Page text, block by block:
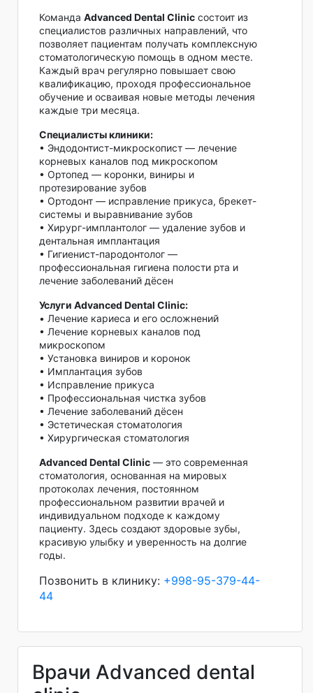
Команда Advanced Dental Clinic состоит из
специалистов различных направлений, что
позволяет пациентам получать комплексную
стоматологическую помощь в одном месте.
Каждый врач регулярно повышает свою
квалификацию, проходя профессиональное
обучение и осваивая новые методы лечения
каждые три месяца.
Специалисты клиники:
• Эндодонтист-микроскопист — лечение
корневых каналов под микроскопом
• Ортопед — коронки, виниры и
протезирование зубов
• Ортодонт — исправление прикуса, брекет-
системы и выравнивание зубов
• Хирург-имплантолог — удаление зубов и
дентальная имплантация
• Гигиенист-пародонтолог —
профессиональная гигиена полости рта и
лечение заболеваний дёсен
Услуги Advanced Dental Clinic:
• Лечение кариеса и его осложнений
• Лечение корневых каналов под
микроскопом
• Установка виниров и коронок
• Имплантация зубов
• Исправление прикуса
• Профессиональная чистка зубов
• Лечение заболеваний дёсен
• Эстетическая стоматология
• Хирургическая стоматология
Advanced Dental Clinic — это современная
стоматология, основанная на мировых
протоколах лечения, постоянном
профессиональном развитии врачей и
индивидуальном подходе к каждому
пациенту. Здесь создают здоровые зубы,
красивую улыбку и уверенность на долгие
годы.
Позвонить в клинику: +998-95-379-44-
44
Врачи Advanced dental